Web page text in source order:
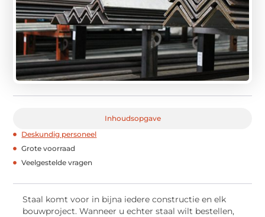
Inhoudsopgave
Deskundig personeel
Grote voorraad
Veelgestelde vragen
Staal komt voor in bijna iedere constructie en elk
bouwproject. Wanneer u echter staal wilt bestellen,